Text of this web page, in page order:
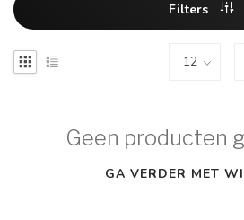
Filters
Geen producten
GA VERDER MET